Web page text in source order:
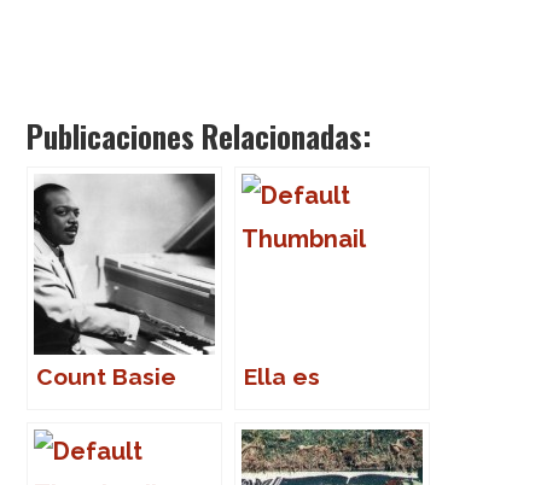
Publicaciones Relacionadas:
Count Basie Ella es